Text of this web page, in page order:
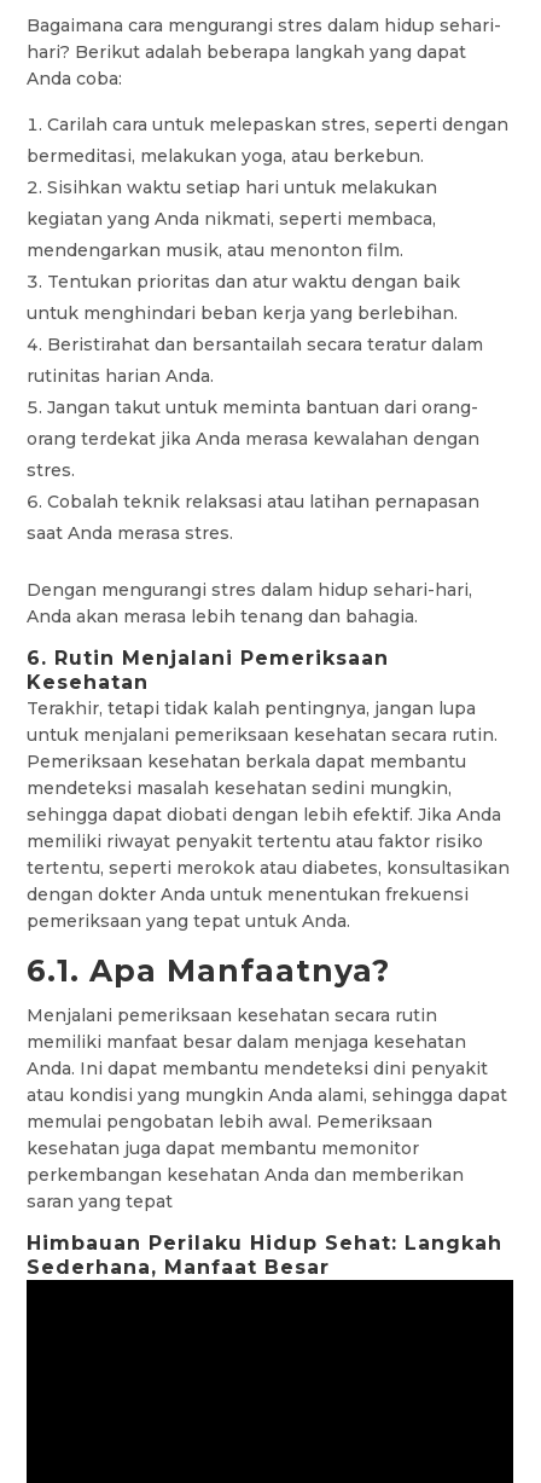
Bagaimana cara mengurangi stres dalam hidup sehari-
hari? Berikut adalah beberapa langkah yang dapat
Anda coba:
Carilah cara untuk melepaskan stres, seperti dengan
bermeditasi, melakukan yoga, atau berkebun.
Sisihkan waktu setiap hari untuk melakukan
kegiatan yang Anda nikmati, seperti membaca,
mendengarkan musik, atau menonton film.
Tentukan prioritas dan atur waktu dengan baik
untuk menghindari beban kerja yang berlebihan.
Beristirahat dan bersantailah secara teratur dalam
rutinitas harian Anda.
Jangan takut untuk meminta bantuan dari orang-
orang terdekat jika Anda merasa kewalahan dengan
stres.
Cobalah teknik relaksasi atau latihan pernapasan
saat Anda merasa stres.
Dengan mengurangi stres dalam hidup sehari-hari,
Anda akan merasa lebih tenang dan bahagia.
6. Rutin Menjalani Pemeriksaan
Kesehatan
Terakhir, tetapi tidak kalah pentingnya, jangan lupa
untuk menjalani pemeriksaan kesehatan secara rutin.
Pemeriksaan kesehatan berkala dapat membantu
mendeteksi masalah kesehatan sedini mungkin,
sehingga dapat diobati dengan lebih efektif. Jika Anda
memiliki riwayat penyakit tertentu atau faktor risiko
tertentu, seperti merokok atau diabetes, konsultasikan
dengan dokter Anda untuk menentukan frekuensi
pemeriksaan yang tepat untuk Anda.
6.1. Apa Manfaatnya?
Menjalani pemeriksaan kesehatan secara rutin
memiliki manfaat besar dalam menjaga kesehatan
Anda. Ini dapat membantu mendeteksi dini penyakit
atau kondisi yang mungkin Anda alami, sehingga dapat
memulai pengobatan lebih awal. Pemeriksaan
kesehatan juga dapat membantu memonitor
perkembangan kesehatan Anda dan memberikan
saran yang tepat
Himbauan Perilaku Hidup Sehat: Langkah
Sederhana, Manfaat Besar